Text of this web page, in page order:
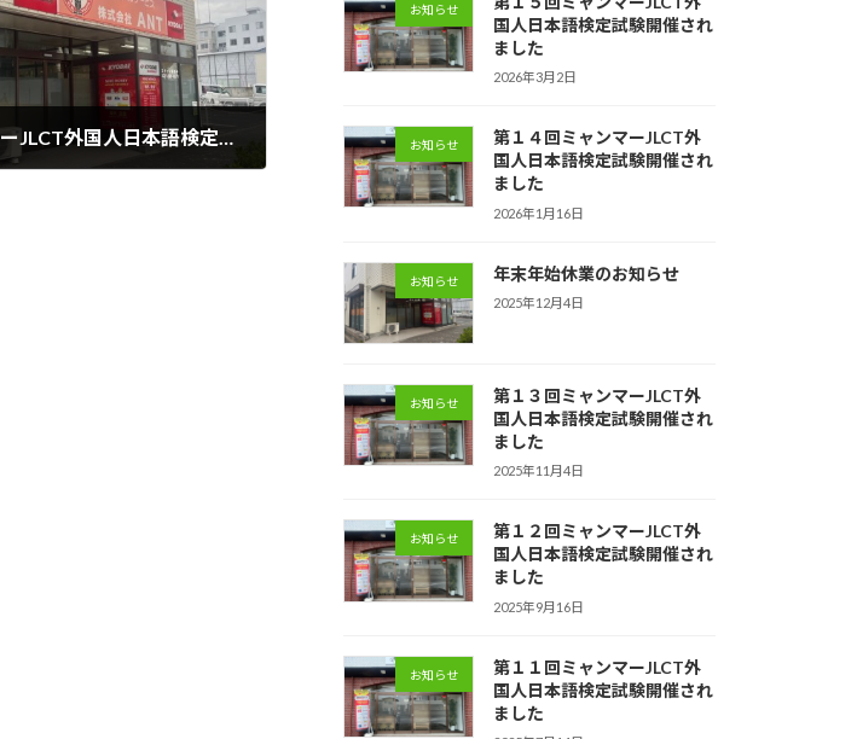
お知らせ
国人日本語検定試験開催され
ました
2026年3月2日
お知らせ
第１４回ミャンマーJLCT外
国人日本語検定試験開催され
ました
2026年1月16日
お知らせ 年末年始休業のお知らせ
2025年12月4日
お知らせ
第１３回ミャンマーJLCT外
国人日本語検定試験開催され
ました
2025年11月4日
お知らせ
第１２回ミャンマーJLCT外
国人日本語検定試験開催され
ました
2025年9月16日
お知らせ
第１１回ミャンマーJLCT外
国人日本語検定試験開催され
ました